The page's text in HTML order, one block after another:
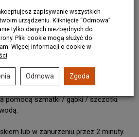
i dozowania:
wykorzystaniem. Maksymalny
minuty. Nie myć jaj z uszkodzoną
do przechowywania.Mycie
pomocą szmatki / gąbki / szczotki.
lub w zanurzeniu przez 2 minuty.
zapisywanie wszystkich
urządzeniu. Kliknięcie “Odmowa”
tylko danych niezbędnych do
Pliki cookie mogą służyć do
Więcej informacji o cookie w
.
Odmowa Zgoda